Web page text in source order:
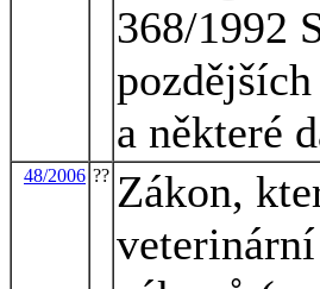
368/1992
a některé
48/2006 ?? Zákon,